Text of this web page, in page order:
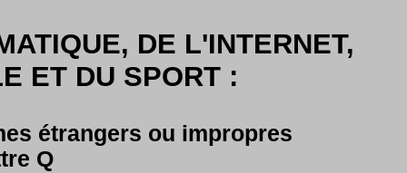
DE L'INTERNET,
ET DU SPORT :
étrangers ou impropres
Q